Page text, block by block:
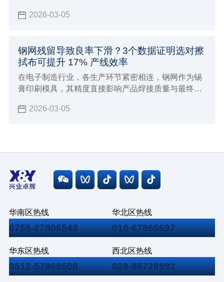
“清洁神器”，堪称工业清洁领域的 “天花板”。
2026-03-05
钢网残留导致良率下滑？3个数据证明选对擦
拭布可提升 17% 产线效率
在电子制造行业，各生产环节紧密相连，钢网作为锡
膏印刷模具，其精度直接影响产品焊接质量与最终良
2026-03-05
华南区热线
0755-27806543
华北区热线
010-67866697
华东区热线
0512-57868500
西北区热线
028-86728992